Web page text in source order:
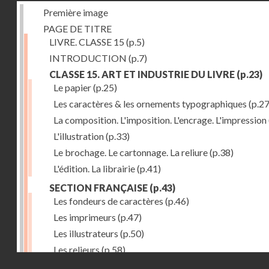
Première image
PAGE DE TITRE
LIVRE. CLASSE 15 (p.5)
INTRODUCTION (p.7)
CLASSE 15. ART ET INDUSTRIE DU LIVRE (p.23)
Le papier(p.25)
Les caractères & les ornements typographiques
La composition. L'imposition. L'encrage. L'impression
L'illustration(p.33)
Le brochage. Le cartonnage. La reliure(p.38)
L'édition. La librairie(p.41)
SECTION FRANÇAISE (p.43)
Les fondeurs de caractères (p.46)
Les imprimeurs (p.47)
Les illustrateurs (p.50)
Les relieurs (p.58)